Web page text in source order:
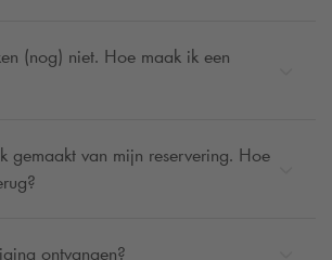
(nog) niet. Hoe maak ik een
gemaakt van mijn reservering. Hoe
ontvangen?